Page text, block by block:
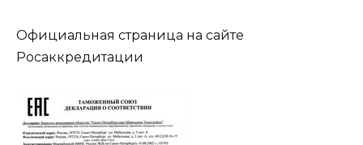
Официальная страница на сайте
Росаккредитации